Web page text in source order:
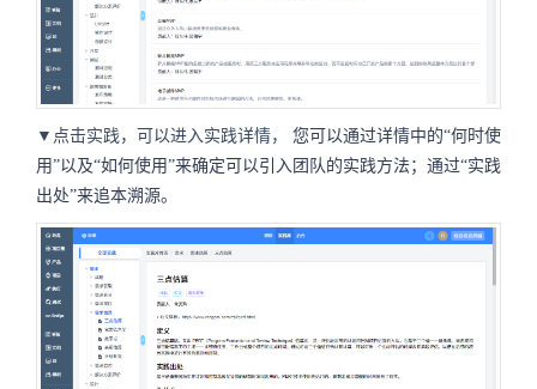
▼点击实践，可以进入实践详情， 您可以通过详情中的“何时使
用”以及“如何使用”来确定可以引入团队的实践方法；通过“实践
出处”来追本溯源。